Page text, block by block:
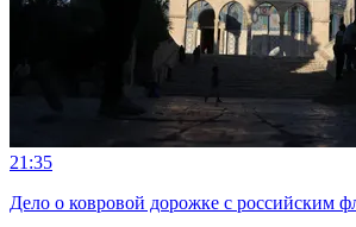
21:35
Дело о ковровой дорожке с российским